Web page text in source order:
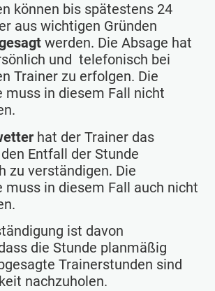
können bis spätestens 24
aus wichtigen Gründen
werden. Die Absage hat
und telefonisch bei
Trainer zu erfolgen. Die
muss in diesem Fall nicht
hat der Trainer das
Entfall der Stunde
zu verständigen. Die
muss in diesem Fall auch nicht
ist davon
die Stunde planmäßig
Trainerstunden sind
nachzuholen.